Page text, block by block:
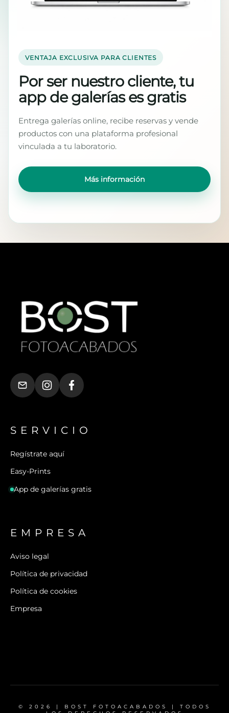
VENTAJA EXCLUSIVA PARA CLIENTES
Por ser nuestro cliente, tu
app de galerías es gratis
Entrega galerías online, recibe reservas y vende
productos con una plataforma profesional
vinculada a tu laboratorio.
Más información
SERVICIO
Regístrate aquí
Easy-Prints
App de galerías gratis
EMPRESA
Aviso legal
Política de privacidad
Política de cookies
Empresa
© 2026 | BOST FOTOACABADOS | TODOS